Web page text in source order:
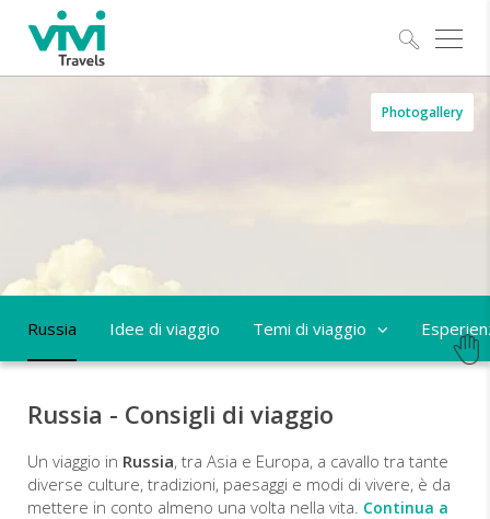
cosa
vedere
e
quando
andare
Photogallery
Russia Idee di viaggio Temi di viaggio
Russia - Consigli di viaggio
Un viaggio in Russia, tra Asia e Europa, a cavallo tra tante
diverse culture, tradizioni, paesaggi e modi di vivere, è da
mettere in conto almeno una volta nella vita. Continua a